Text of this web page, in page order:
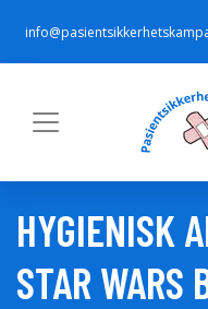
HYGIENISK
STAR WARS